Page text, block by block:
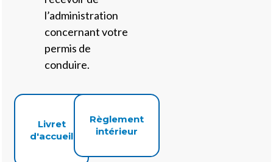
l’administration
concernant votre
permis de
conduire.
Livret
d'accueil
Règlement
intérieur